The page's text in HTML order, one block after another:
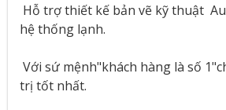
Hỗ trợ thiết kế bản vẽ kỹ thuật
hệ thống lạnh.
Với sứ mệnh"khách hàng là số
trị tốt nhất.